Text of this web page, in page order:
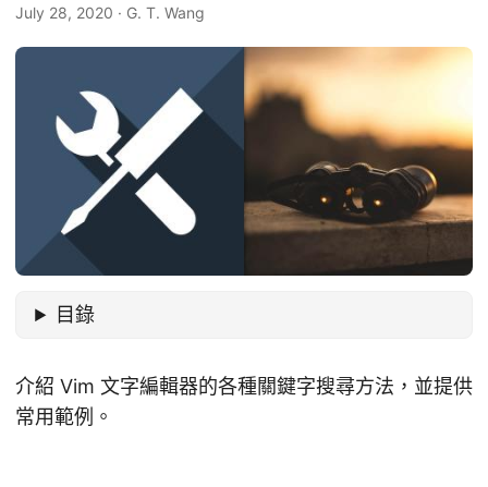
July 28, 2020 · G. T. Wang
目錄
介紹 Vim 文字編輯器的各種關鍵字搜尋方法，並提供
常用範例。